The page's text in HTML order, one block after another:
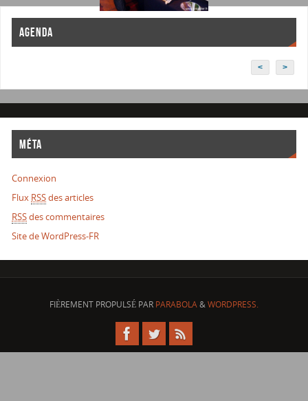
AGENDA
< >
MÉTA
Connexion
Flux RSSdes articles
RSSdes commentaires
Site de WordPress-FR
FIÈREMENT PROPULSÉ PAR PARABOLA&WORDPRESS.